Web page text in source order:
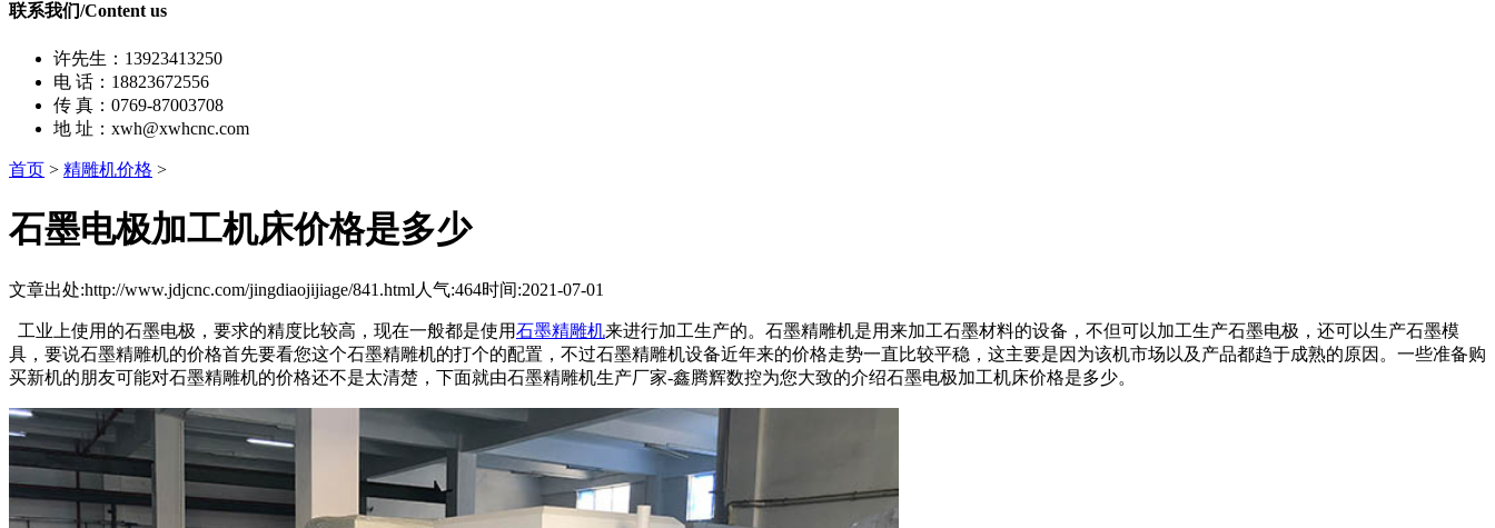
联系我们/Content us
许先生：13923413250
电 话：18823672556
传 真：0769-87003708
地 址：xwh@xwhcnc.com
首页 > 精雕机价格 >
石墨电极加工机床价格是多少
文章出处:http://www.jdjcnc.com/jingdiaojijiage/841.html 人气:464时间:2021-07-01
工业上使用的石墨电极，要求的精度比较高，现在一般都是使用石墨精雕机来进行加工生产的。石墨精雕机是用来加工石墨材料的设备，不但可以加工生产石墨电极，还可以生产石墨模
具，要说石墨精雕机的价格首先要看您这个石墨精雕机的打个的配置，不过石墨精雕机设备近年来的价格走势一直比较平稳，这主要是因为该机市场以及产品都趋于成熟的原因。一些准备购
买新机的朋友可能对石墨精雕机的价格还不是太清楚，下面就由石墨精雕机生产厂家-鑫腾辉数控为您大致的介绍石墨电极加工机床价格是多少。